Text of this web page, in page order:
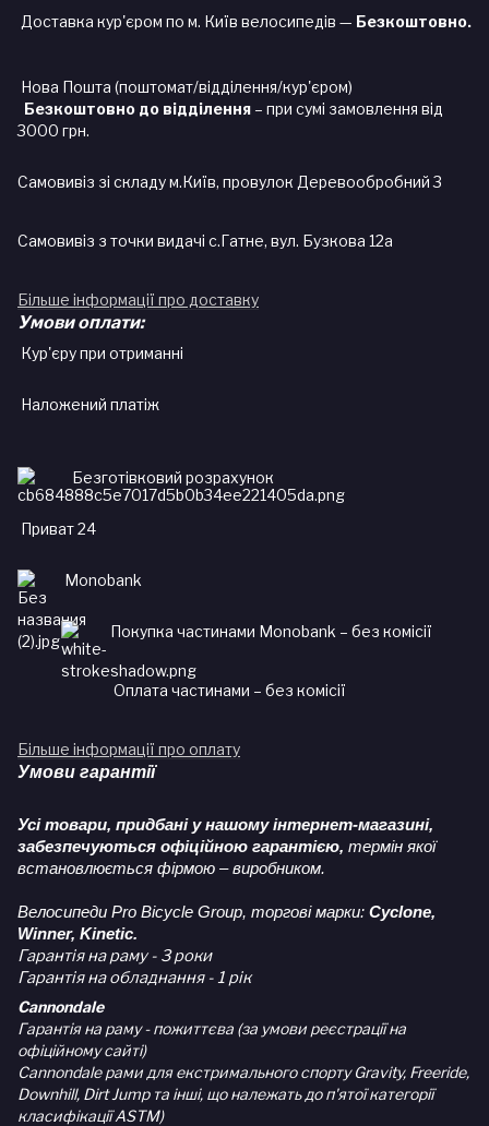
Доставка кур'єром по м. Київ велосипедів — Безкоштовно.
Нова Пошта (поштомат/відділення/кур'єром)
Безкоштовно до відділення – при сумі замовлення від
3000 грн.
Самовивіз зі складу м.Київ, провулок Деревообробний 3
Самовивіз з точки видачі с.Гатне, вул. Бузкова 12а
Більше інформації про доставку
Умови оплати:
Кур'єру при отриманні
Наложений платіж
Безготівковий розрахунок
Приват 24
Monobank
Покупка частинами Monobank – без комісії
Оплата частинами – без комісії
Більше інформації про оплату
Умови гарантії
Усі товари, придбані у нашому інтернет-магазині,
забезпечуються офіційною гарантією, термін якої
встановлюється фірмою – виробником.
Велосипеди Pro Bicycle Group, торгові марки: Cyclone,
Winner, Kinetic.
Гарантія на раму - 3 роки
Гарантія на обладнання - 1 рік
Cannondale
Гарантія на раму - пожиттєва (за умови реєстрації на
офіційному сайті)
Cannondale рами для екстримального спорту Gravity, Freeride,
Downhill, Dirt Jump та інші, що належать до п'ятої категорії
класифікації ASTM)